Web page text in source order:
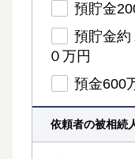
預貯金
預貯金約
０万円
預金600
依頼者の被相続